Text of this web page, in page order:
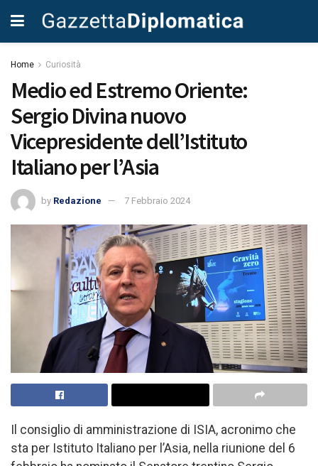
Home Curiosità
Medio ed Estremo Oriente:
Sergio Divina nuovo
Vicepresidente dell’Istituto
Italiano per l’Asia
by Redazione 7 Febbraio 2024
Il consiglio di amministrazione di ISIA, acronimo che
sta per Istituto Italiano per l’Asia, nella riunione del 6